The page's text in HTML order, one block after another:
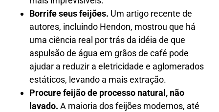
Borrife seus feijões. Um artigo recente de
autores, incluindo Hendon, mostrou que há
uma ciência real por trás da idéia de que
aspulsão de água em grãos de café pode
ajudar a reduzir a eletricidade e aglomerados
estáticos, levando a mais extração.
Procure feijão de processo natural, não
lavado. A maioria dos feijões modernos, até